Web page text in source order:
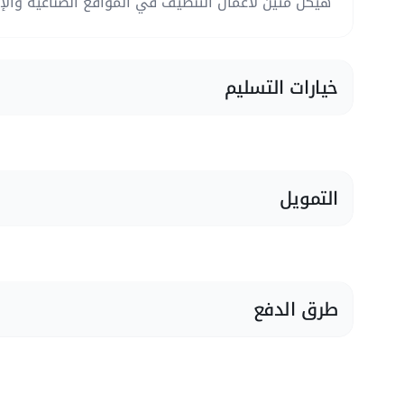
خيارات التسليم
التمويل
طرق الدفع